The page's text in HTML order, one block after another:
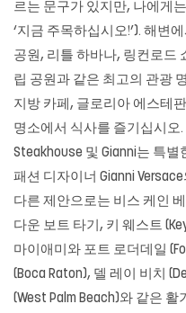
르는 문구가 있지만, 나에게
‘지금 주목하십시오!’). 해변
공원, 리틀 하바나, 링컨로드
립 공원과 같은 최고의 관광
지방 카페, 글로리아 에스테
명소에서 식사를 즐기십시오
Steakhouse 및 Gianni는 특별
패션 디자이너 Gianni
다른 제안으로는 비스 케인
다운 보트 타기, 키 웨스트
마이애미와 포트 로더데일
(Boca Raton), 델 레이 비치
(West Palm Beach)와 같은